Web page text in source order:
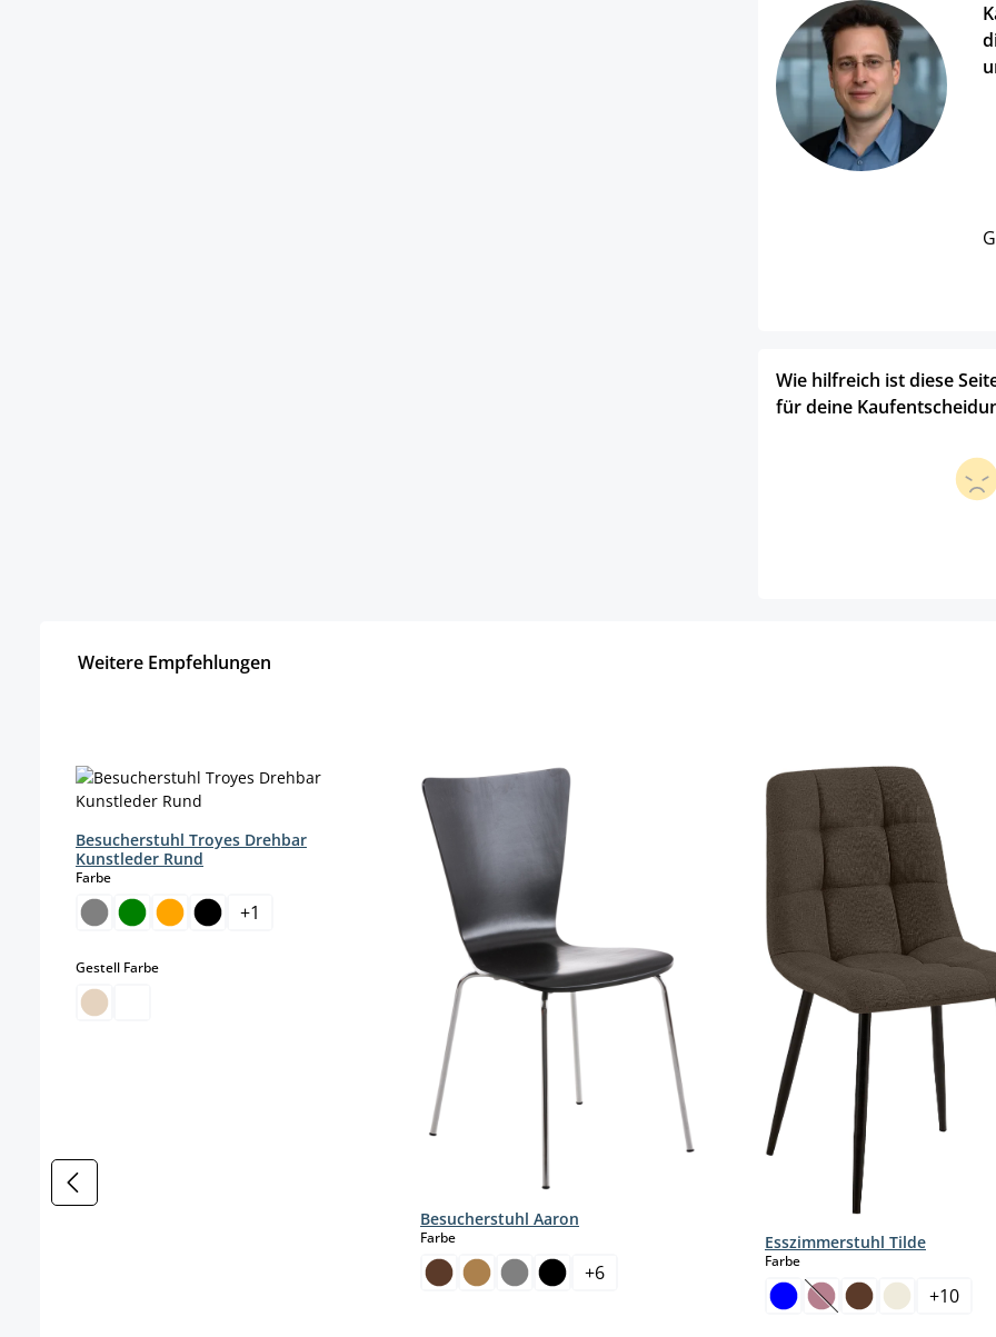
Wie hilfreich ist diese
für deine
Weitere Empfehlungen
Besucherstuhl Troyes Drehbar
Kunstleder Rund
Farbeauswählen
+1
Gestell Farbeauswählen
Besucherstuhl Aaron
Farbeauswählen
+6
Esszimmerstuhl Tilde
Farbeauswählen
(Diese Option ist
+10